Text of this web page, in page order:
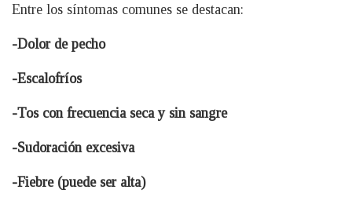
Entre los síntomas comunes se destacan:
-Dolor de pecho
-Escalofríos
-Tos con frecuencia seca y sin sangre
-Sudoración excesiva
-Fiebre (puede ser alta)